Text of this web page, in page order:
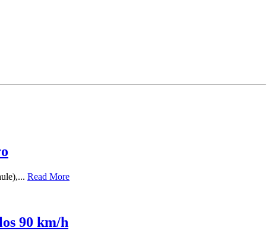
Read More
90 km/h